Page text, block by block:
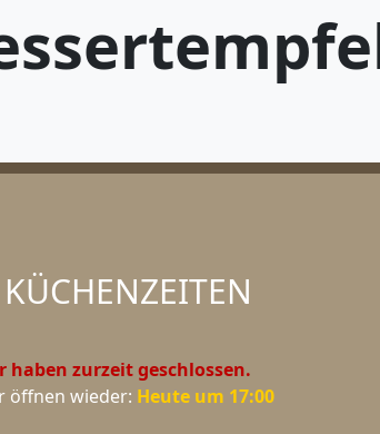
KÜCHENZEITEN
haben zurzeit geschlossen.
öffnen wieder: Heute um 17:00